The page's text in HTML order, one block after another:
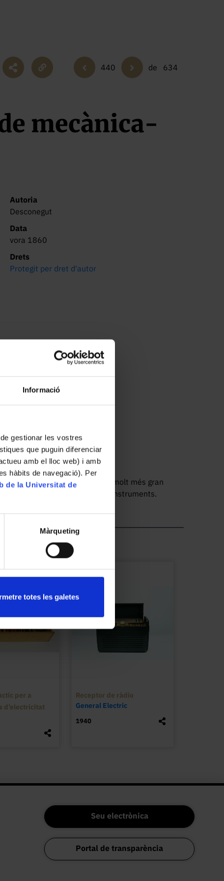
Informació
gestionar les vostres
que puguin diferenciar
amb el lloc web) i amb
hàbits de navegació). Per
de la Universitat de
Màrqueting
totes les galetes
440 de 634
mecànica-
Autoria
Desconegut
Data
vora 1860
Drets
Protegit per dret d'autor
Una roda dentada és molt més gran
on s’hi poden encaixar altres instruments.
i demostrar elements de la física com
per a
d’electricitat
Receptor de ràdio
General Electric
1940
Seu electrònica
Portal de transparència